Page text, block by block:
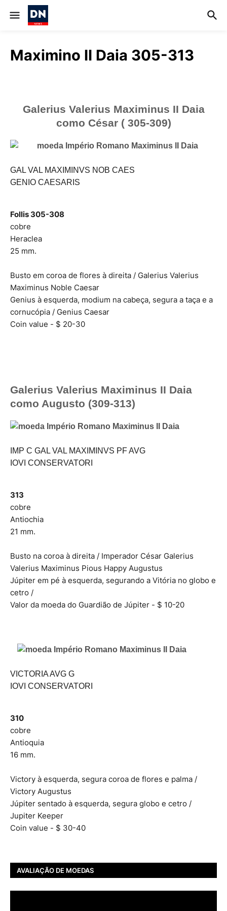
Maximino II Daia 305-313
Galerius Valerius Maximinus II Daia
como César (305-309)
GAL VAL MAXIMINVS NOB CAES
GENIO CAESARIS
Follis 305-308
cobre
Heraclea
25 mm.
Busto em coroa de flores à direita / Galerius Valerius
Maximinus Noble Caesar
Genius à esquerda, modium na cabeça, segura a taça e a
cornucópia / Genius Caesar
Coin value - $ 20-30
Galerius Valerius Maximinus II Daia
como Augusto (309-313)
IMP C GAL VAL MAXIMINVS PF AVG
IOVI CONSERVATORI
313
cobre
Antiochia
21 mm.
Busto na coroa à direita / Imperador César Galerius
Valerius Maximinus Pious Happy Augustus
Júpiter em pé à esquerda, segurando a Vitória no globo e
cetro /
Valor da moeda do Guardião de Júpiter - $ 10-20
VICTORIA AVG G
IOVI CONSERVATORI
310
cobre
Antioquia
16 mm.
Victory à esquerda, segura coroa de flores e palma /
Victory Augustus
Júpiter sentado à esquerda, segura globo e cetro /
Jupiter Keeper
Coin value - $ 30-40
AVALIAÇÃO DE MOEDAS